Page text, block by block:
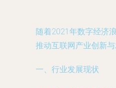
随着2021年数字经济
推动互联网产业创新
一、行业发展现状